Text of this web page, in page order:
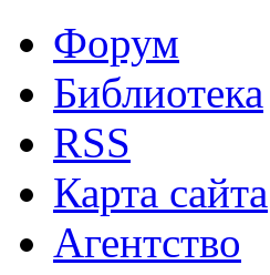
Форум
Библиотека
RSS
Карта сайта
Агентство